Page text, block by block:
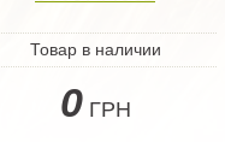
Товар в наличии
0 ГРН